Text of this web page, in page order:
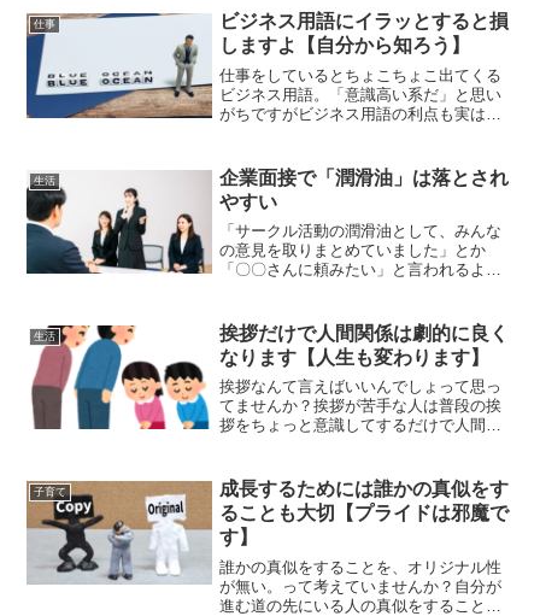
仕事
ビジネス用語にイラッとすると損
しますよ【自分から知ろう】
仕事をしているとちょこちょこ出てくる
ビジネス用語。「意識高い系だ」と思い
がちですがビジネス用語の利点も実は結
わかるとイラッとすることは無くなりま
す。
生活
企業面接で「潤滑油」は落とされ
やすい
「サークル活動の潤滑油として、みんな
の意見を取りまとめていました」とか
「〇〇さんに頼みたい」と言われるよう
正直”あるある”なフレーズなので、聞き飽
きてしまっています。
生活
挨拶だけで人間関係は劇的に良く
なります【人生も変わります】
挨拶なんて言えばいいんでしょって思っ
てませんか？挨拶が苦手な人は普段の挨
拶をちょっと意識してするだけで人間関
せんか？挨拶の意味を深掘りすると大切
さが理解出来ます。
子育て
成長するためには誰かの真似をす
ることも大切【プライドは邪魔で
す】
誰かの真似をすることを、オリジナル性
が無い。って考えていませんか？自分が
進む道の先にいる人の真似をすることは